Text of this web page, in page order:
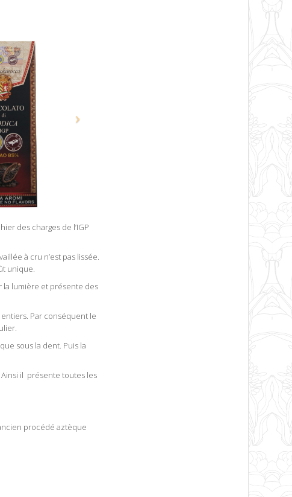
des charges de l’IGP
à cru n’est pas lissée.
unique.
la lumière et présente des
Par conséquent le
sous la dent. Puis la
il présente toutes les
procédé aztèque